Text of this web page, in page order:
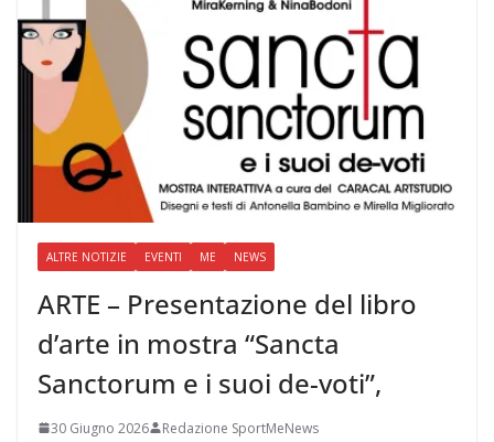
ALTRE NOTIZIE EVENTI ME NEWS
ARTE – Presentazione del libro
d’arte in mostra “Sancta
Sanctorum e i suoi de-voti”,
30 Giugno 2026 Redazione SportMeNews